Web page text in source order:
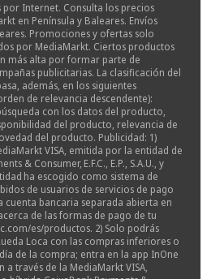
Internet. Consulta los precios
en Península y Baleares. Envíos
Promociones y ofertas solo
por MediaMarkt. Ciertos productos
más alta por formar parte de
publicitarias. La clasificación del
además, en los siguientes
de relevancia descendente):
con los datos del producto,
del producto, relevancia de
del producto. Publicidad: 1)
VISA, emitida por la entidad de
& Consumer, E.F.C., E.P., S.A.U., y
ha escogido como sistema de
de usuarios de servicios de pago
cuenta bancaria separada abierta en
de las formas de pago de tu
es/productos. 2) Solo podrás
Loca con las compras inferiores o
de la compra; entra en la app InOne
través de la MediaMarkt VISA,